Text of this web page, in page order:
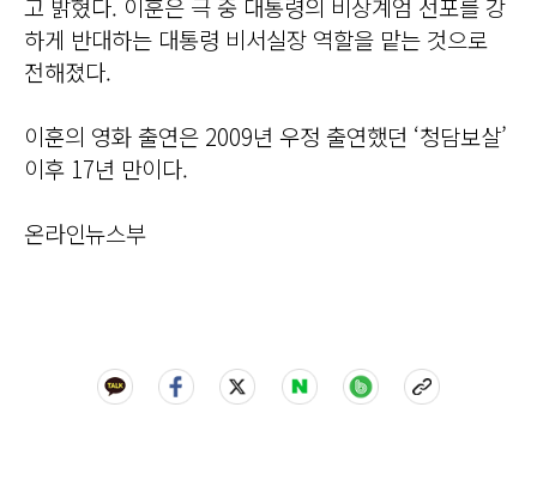
고 밝혔다. 이훈은 극 중 대통령의 비상계엄 선포를 강
하게 반대하는 대통령 비서실장 역할을 맡는 것으로
전해졌다.
이훈의 영화 출연은 2009년 우정 출연했던 ‘청담보살’
이후 17년 만이다.
온라인뉴스부